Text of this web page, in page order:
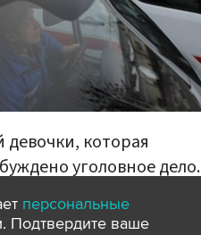
которая
уголовное дело.
персональные
Подтвердите ваше